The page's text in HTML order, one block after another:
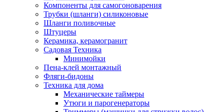
Компоненты для самогоноварения
Трубки (шланги) силиконовые
Шланги поливочные
Штуцеры
Керамика, керамогранит
Садовая Техника
Минимойки
Пена-клей монтажный
Фляги-бидоны
Техника для дома
Механические таймеры
Утюги и парогенераторы